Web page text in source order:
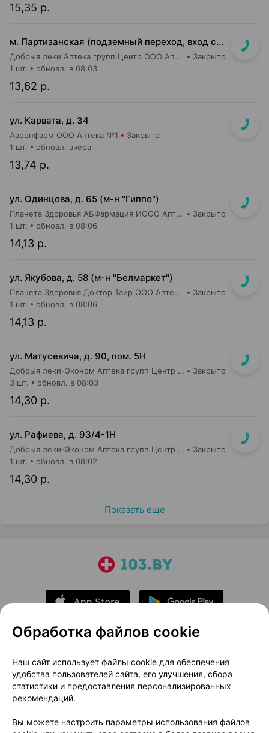
15,35 р.
м. Партизанская (подземный переход, вход со стороны гостиницы "Турист")
Добрыя леки Аптека групп Центр ООО Аптека №5 Закрыто
13,62 р.
1 шт. обновл. в 08:03
ул. Карвата, д. 34
Ааронфарм ООО Аптека №1 Закрыто
13,74 р.
1 шт. обновл. вчера
ул. Одинцова, д. 65 (м-н "Гиппо")
Планета Здоровья АБФармация ИООО Аптека №5 Закрыто
14,13 р.
1 шт. обновл. в 08:06
ул. Якубова, д. 58 (м-н "Белмаркет")
Планета Здоровья Доктор Таир ООО Аптека №15 Закрыто
14,13 р.
1 шт. обновл. в 08:06
ул. Матусевича, д. 90, пом. 5Н
Добрыя леки-Эконом Аптека групп Центр ООО Аптека №17 Закрыто
14,30 р.
3 шт. обновл. в 08:03
ул. Рафиева, д. 93/4-1Н
Добрыя леки-Эконом Аптека групп Центр ООО Аптека №1 Закрыто
14,30 р.
1 шт. обновл. в 08:02
Показать еще
О проекте
Новости проекта
Размещение рекламы
Медицинский маркетинг
Публичный договор
Доставка
Способы оплаты
Вакансии Партнеры
Обработка файлов cookie
Наш сайт использует файлы cookie для обеспечения
удобства пользователей сайта, его улучшения, сбора
статистики и предоставления персонализированных
рекомендаций.
Вы можете настроить параметры использования файлов